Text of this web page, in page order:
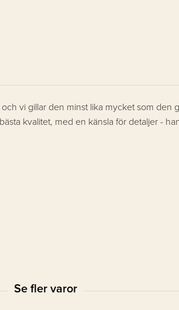
vi gillar den minst lika mycket som
kvalitet, med en känsla för detaljer -